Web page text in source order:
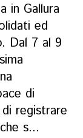
in Gallura
ed
Dal 7 al 9
di
registrare
s...